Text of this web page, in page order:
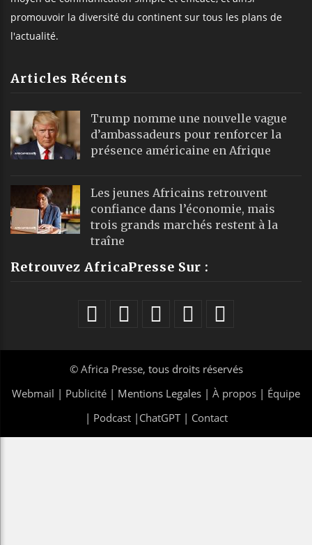
promouvoir la diversité du continent sur tous les plans de
l'actualité.
Articles Récents
Trump nomme une nouvelle vague
d’ambassadeurs pour renforcer la
présence américaine en Afrique
Les jeunes Africains retrouvent
confiance dans l’économie, mais
trois grands marchés restent à la
traîne
Retrouvez AfricaPresse Sur :
© Africa Presse, tous droits réservés
Webmail | Publicité | Mentions Legales | À propos | Équipe
| Podcast| ChatGPT| Contact